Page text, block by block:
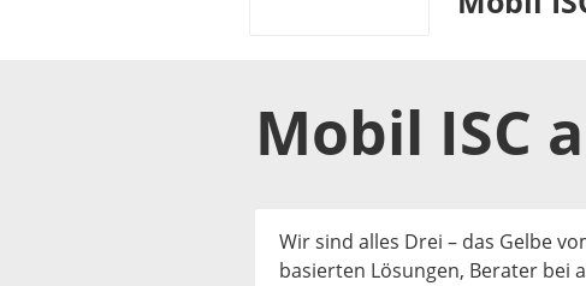
Mobil ISC
Wir sind alles Drei – das Gelbe
basierten Lösungen, Berater bei